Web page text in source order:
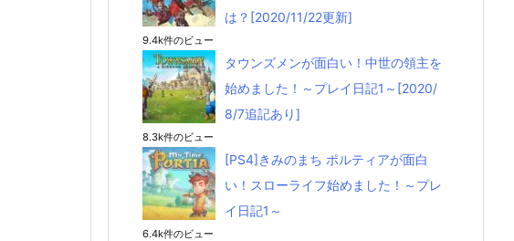
は？[2020/11/22更新]
9.4k件のビュー
タウンズメンが面白い！中世の領主を
始めました！～プレイ日記1～[2020/
8/7追記あり]
8.3k件のビュー
[PS4]きみのまち ポルティアが面白
い！スローライフ始めました！～プレ
イ日記1～
6.4k件のビュー